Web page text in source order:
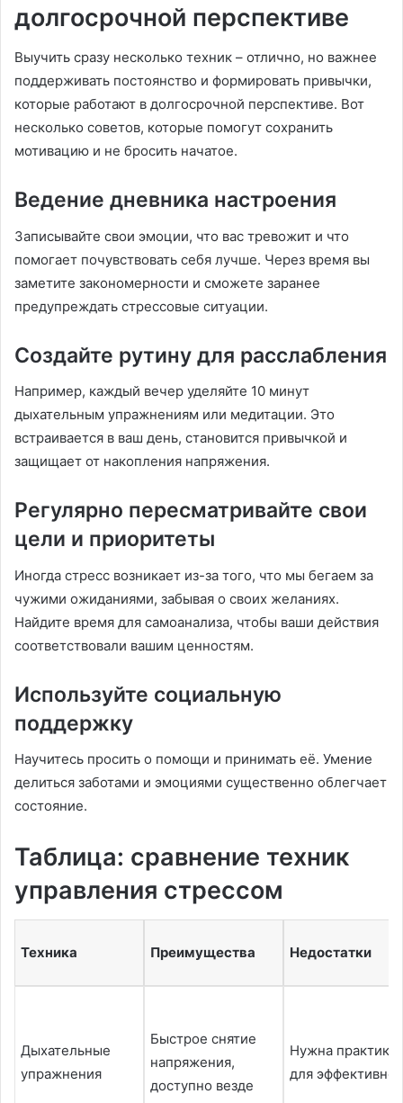
долгосрочной перспективе
Выучить сразу несколько техник – отлично, но важнее
поддерживать постоянство и формировать привычки,
которые работают в долгосрочной перспективе. Вот
несколько советов, которые помогут сохранить
мотивацию и не бросить начатое.
Ведение дневника настроения
Записывайте свои эмоции, что вас тревожит и что
помогает почувствовать себя лучше. Через время вы
заметите закономерности и сможете заранее
предупреждать стрессовые ситуации.
Создайте рутину для расслабления
Например, каждый вечер уделяйте 10 минут
дыхательным упражнениям или медитации. Это
встраивается в ваш день, становится привычкой и
защищает от накопления напряжения.
Регулярно пересматривайте свои
цели и приоритеты
Иногда стресс возникает из-за того, что мы бегаем за
чужими ожиданиями, забывая о своих желаниях.
Найдите время для самоанализа, чтобы ваши действия
соответствовали вашим ценностям.
Используйте социальную
поддержку
Научитесь просить о помощи и принимать её. Умение
делиться заботами и эмоциями существенно облегчает
состояние.
Таблица: сравнение техник
управления стрессом
Техника Преимущества Недостатки
Дыхательные
упражнения
Быстрое снятие
напряжения,
доступно везде
Нужна практика
для